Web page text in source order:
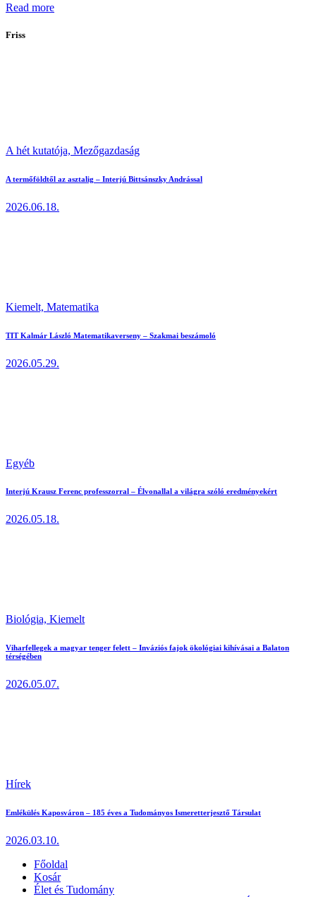
Read more
Friss
A hét kutatója, Mezőgazdaság
A termőföldtől az asztalig – Interjú Bittsánszky Andrással
2026.06.18.
Kiemelt, Matematika
TIT Kalmár László Matematikaverseny – Szakmai beszámoló
2026.05.29.
Egyéb
Interjú Krausz Ferenc professzorral – Élvonallal a világra szóló eredményekért
2026.05.18.
Biológia, Kiemelt
Viharfellegek a magyar tenger felett – Inváziós fajok ökológiai kihívásai a Balaton
térségében
2026.05.07.
Hírek
Emlékülés Kaposváron – 185 éves a Tudományos Ismeretterjesztő Társulat
2026.03.10.
Főoldal
Kosár
Élet és Tudomány